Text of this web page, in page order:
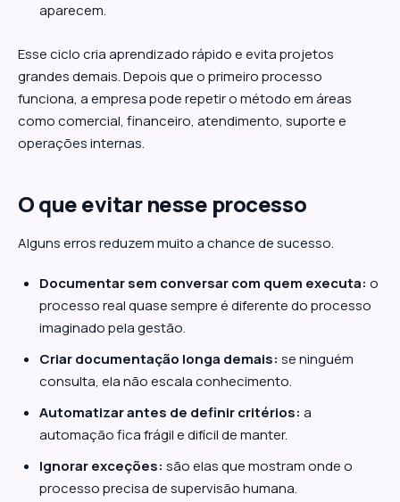
aparecem.
Esse ciclo cria aprendizado rápido e evita projetos
grandes demais. Depois que o primeiro processo
funciona, a empresa pode repetir o método em áreas
como comercial, financeiro, atendimento, suporte e
operações internas.
O que evitar nesse processo
Alguns erros reduzem muito a chance de sucesso.
Documentar sem conversar com quem executa: o
processo real quase sempre é diferente do processo
imaginado pela gestão.
Criar documentação longa demais: se ninguém
consulta, ela não escala conhecimento.
Automatizar antes de definir critérios: a
automação fica frágil e difícil de manter.
Ignorar exceções: são elas que mostram onde o
processo precisa de supervisão humana.